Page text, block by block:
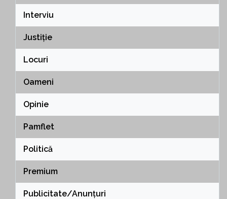
Interviu
Justiție
Locuri
Oameni
Opinie
Pamflet
Politică
Premium
Publicitate/Anunțuri